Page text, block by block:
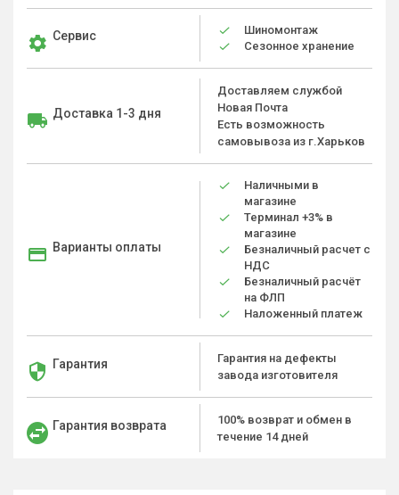
Сервис
Шиномонтаж
Сезонное хранение
Доставка 1-3 дня
Доставляем службой
Новая Почта
Есть возможность
самовывоза из г.Харьков
Варианты оплаты
Наличными в
магазине
Терминал +3% в
магазине
Безналичный расчет с
НДС
Безналичный расчёт
на ФЛП
Наложенный платеж
Гарантия
Гарантия на дефекты
завода изготовителя
Гарантия возврата
100% возврат и обмен в
течение 14 дней